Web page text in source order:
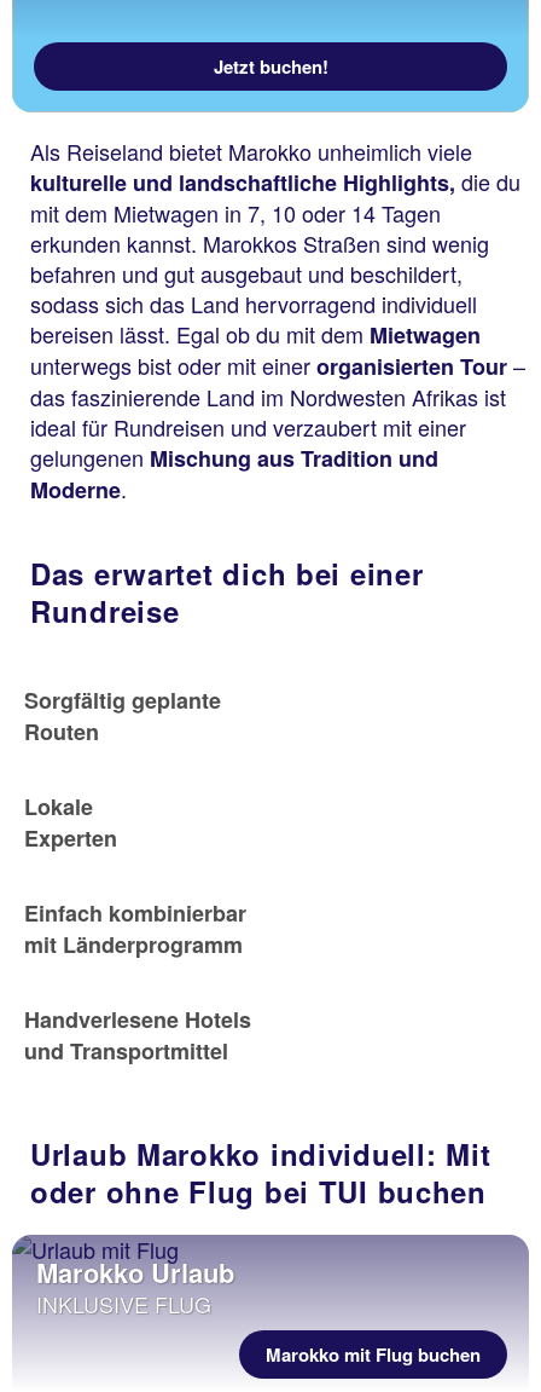
Jetzt buchen!
Als Reiseland bietet Marokko unheimlich viele
kulturelle und landschaftliche Highlights, die du
mit dem Mietwagen in 7, 10 oder 14 Tagen
erkunden kannst. Marokkos Straßen sind wenig
befahren und gut ausgebaut und beschildert,
sodass sich das Land hervorragend individuell
bereisen lässt. Egal ob du mit dem Mietwagen
unterwegs bist oder mit einerorganisierten Tour–
das faszinierende Land im Nordwesten Afrikas ist
ideal für Rundreisen und verzaubert mit einer
gelungenen Mischung aus Tradition und
Moderne.
Das erwartet dich bei einer
Rundreise
Sorgfältig geplante
Routen
Lokale
Experten
Einfach kombinierbar
mit Länderprogramm
Handverlesene Hotels
und Transportmittel
Urlaub Marokko individuell: Mit
oder ohne Flug bei TUI buchen
Marokko Urlaub
INKLUSIVE FLUG
Marokko mit Flug buchen